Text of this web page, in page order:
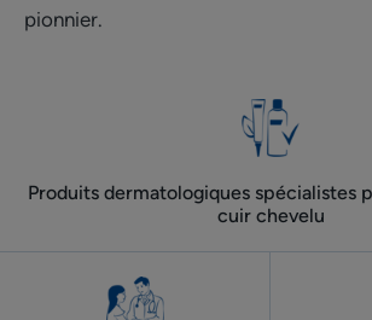
pionnier.
Produits dermatologiques spécialistes
cuir chevelu